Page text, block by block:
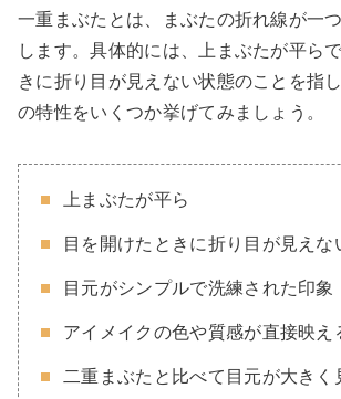
一重まぶたとは、まぶたの折れ線が一
します。具体的には、上まぶたが平ら
きに折り目が見えない状態のことを指
の特性をいくつか挙げてみましょう。
上まぶたが平ら
目を開けたときに折り目が見えな
目元がシンプルで洗練された印象
アイメイクの色や質感が直接映え
二重まぶたと比べて目元が大きく